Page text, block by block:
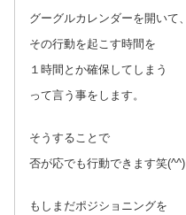
グーグルカレンダーを開いて、
その行動を起こす時間を
１時間とか確保してしまう
って言う事をします。
そうすることで
否が応でも行動できます笑(^^)
もしまだポジショニングを